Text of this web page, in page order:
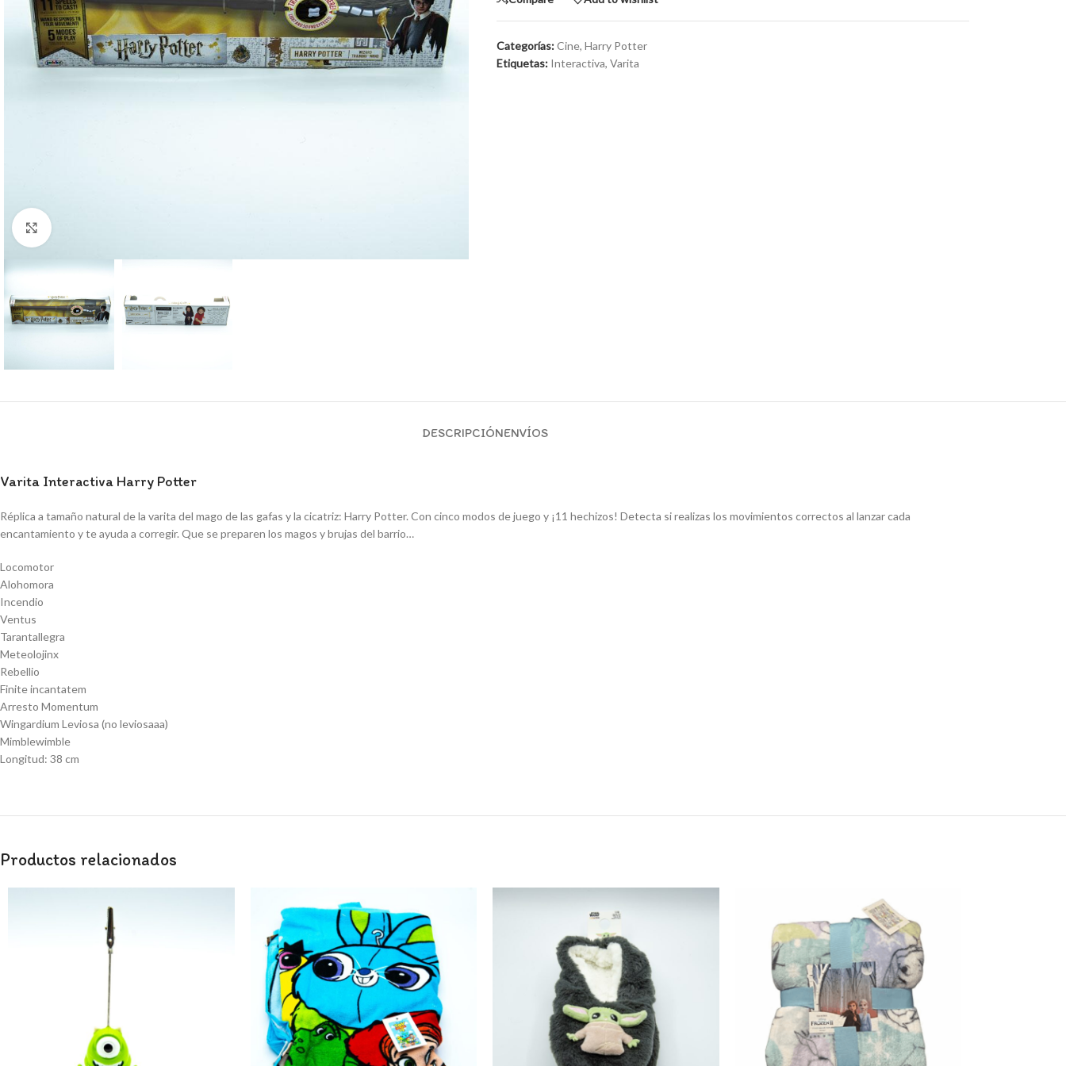
Categorías:Cine, Harry Potter
Etiquetas: Interactiva, Varita
DESCRIPCIÓNENVÍOS
Varita Interactiva Harry Potter
Réplica a tamaño natural de la varita del mago de las gafas y la cicatriz: Harry Potter. Con cinco modos de juego y ¡11 hechizos! Detecta si realizas los movimientos correctos al lanzar cada
encantamiento y te ayuda a corregir. Que se preparen los magos y brujas del barrio…
Locomotor
Alohomora
Incendio
Ventus
Tarantallegra
Meteolojinx
Rebellio
Finite incantatem
Arresto Momentum
Wingardium Leviosa (no leviosaaa)
Mimblewimble
Longitud: 38 cm
Productos relacionados